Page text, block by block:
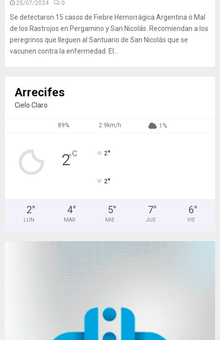
25/07/2024 0
Se detectaron 15 casos de Fiebre Hemorrágica Argentina ó Mal
de los Rastrojos en Pergamino y San Nicolás. Recomiendan a los
peregrinos que lleguen al Santuario de San Nicolás que se
vacunen.contra la enfermedad. El...
Arrecifes
Cielo Claro
89% 2.9km/h 1%
2°C 2°
2°
2°
LUN
4°
MAR
5°
MIE
7°
JUE
6°
VIE